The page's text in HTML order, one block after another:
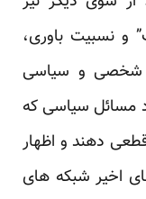
و نسبیت باوری،
شخصی و سیاسی
مسائل سیاسی که
دهند و اظهار
اخیر شبکه های